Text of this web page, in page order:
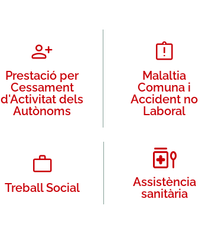
Prestació per
Cessament
d'Activitat dels
Autònoms
Malaltia
Comuna i
Accident no
Laboral
Treball Social
Assistència
sanitària